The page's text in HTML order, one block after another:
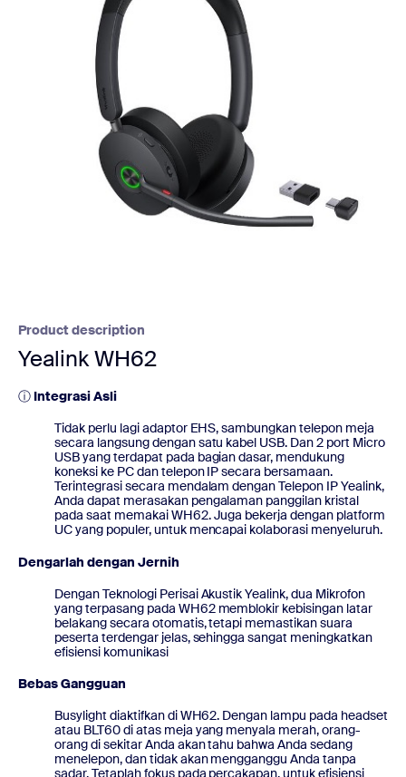
Product description
Yealink WH62
ⓘ Integrasi Asli
Tidak perlu lagi adaptor EHS, sambungkan telepon meja
secara langsung dengan satu kabel USB. Dan 2 port Micro
USB yang terdapat pada bagian dasar, mendukung
koneksi ke PC dan telepon IP secara bersamaan.
Terintegrasi secara mendalam dengan Telepon IP Yealink,
Anda dapat merasakan pengalaman panggilan kristal
pada saat memakai WH62. Juga bekerja dengan platform
UC yang populer, untuk mencapai kolaborasi menyeluruh.
Dengarlah dengan Jernih
Dengan Teknologi Perisai Akustik Yealink, dua Mikrofon
yang terpasang pada WH62 memblokir kebisingan latar
belakang secara otomatis, tetapi memastikan suara
peserta terdengar jelas, sehingga sangat meningkatkan
efisiensi komunikasi
Bebas Gangguan
Busylight diaktifkan di WH62. Dengan lampu pada headset
atau BLT60 di atas meja yang menyala merah, orang-
orang di sekitar Anda akan tahu bahwa Anda sedang
menelepon, dan tidak akan mengganggu Anda tanpa
sadar. Tetaplah fokus pada percakapan, untuk efisiensi